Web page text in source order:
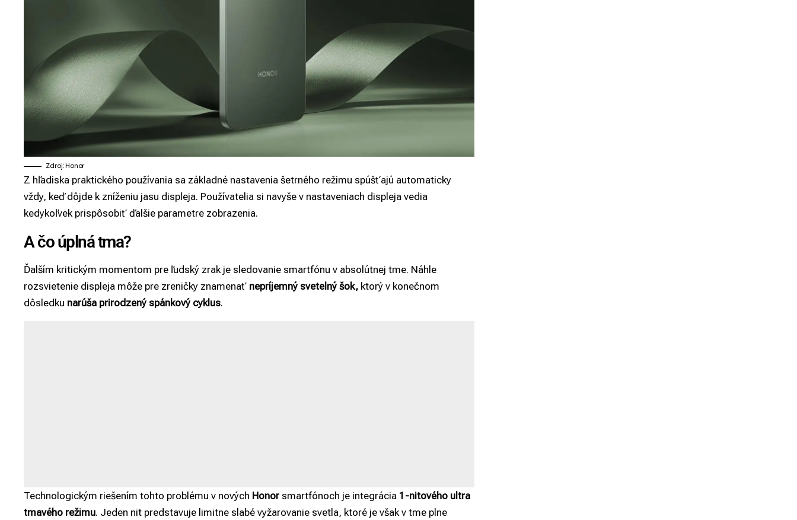
Zdroj: Honor
Z hľadiska praktického používania sa základné nastavenia šetrného režimu spúšťajú automaticky
vždy, keď dôjde k zníženiu jasu displeja. Používatelia si navyše v nastaveniach displeja vedia
kedykoľvek prispôsobiť ďalšie parametre zobrazenia.
A čo úplná tma?
Ďalším kritickým momentom pre ľudský zrak je sledovanie smartfónu v absolútnej tme. Náhle
rozsvietenie displeja môže pre zreničky znamenať nepríjemný svetelný šok, ktorý v konečnom
dôsledku narúša prirodzený spánkový cyklus.
Technologickým riešením tohto problému v nových Honor smartfónoch je integrácia 1-nitového ultra
tmavého režimu. Jeden nit predstavuje limitne slabé vyžarovanie svetla, ktoré je však v tme plne